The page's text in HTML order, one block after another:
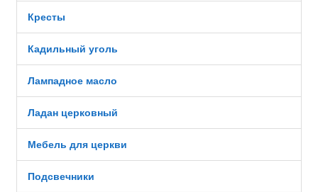
Кресты
Кадильный уголь
Лампадное масло
Ладан церковный
Мебель для церкви
Подсвечники